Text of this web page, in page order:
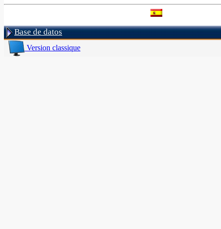
Base de datos
Version classique